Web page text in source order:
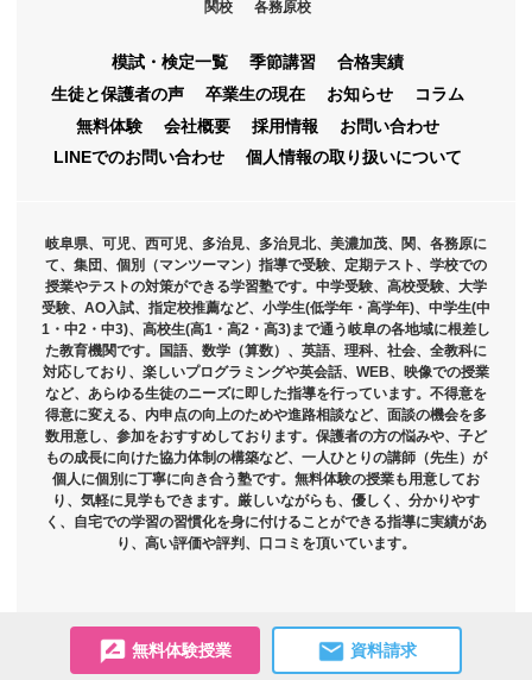
無料体験授業 資料請求
関校
各務原校
模試・検定一覧 季節講習
合格実績
生徒と保護者の声
卒業生の現在 お知らせ
コラム
無料体験
会社概要 採用情報
お問い合わせ
LINEでのお問い合わせ
個人情報の取り扱いについて
岐阜県、可児、西可児、多治見、多治見北、美濃加茂、関、各務原に
て、集団、個別（マンツーマン）指導で受験、定期テスト、学校での
授業やテストの対策ができる学習塾です。中学受験、高校受験、大学
受験、AO入試、指定校推薦など、小学生(低学年・高学年)、中学生(中
1・中2・中3)、高校生(高1・高2・高3)まで通う岐阜の各地域に根差し
た教育機関です。国語、数学（算数）、英語、理科、社会、全教科に
対応しており、楽しいプログラミングや英会話、WEB、映像での授業
など、あらゆる生徒のニーズに即した指導を行っています。不得意を
得意に変える、内申点の向上のためや進路相談など、面談の機会を多
数用意し、参加をおすすめしております。保護者の方の悩みや、子ど
もの成長に向けた協力体制の構築など、一人ひとりの講師（先生）が
個人に個別に丁寧に向き合う塾です。無料体験の授業も用意してお
り、気軽に見学もできます。厳しいながらも、優しく、分かりやす
く、自宅での学習の習慣化を身に付けることができる指導に実績があ
り、高い評価や評判、口コミを頂いています。